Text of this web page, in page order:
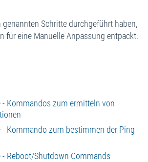
genannten Schritte durchgeführt haben,
für eine Manuelle Anpassung entpackt.
- Kommandos zum ermitteln von
- Kommando zum bestimmen der Ping
- Reboot/Shutdown Commands